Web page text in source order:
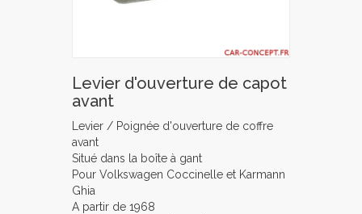
Levier d'ouverture de capot
avant
Levier / Poignée d'ouverture de coffre
avant
Situé dans la boîte à gant
Pour Volkswagen Coccinelle et Karmann
Ghia
A partir de 1968